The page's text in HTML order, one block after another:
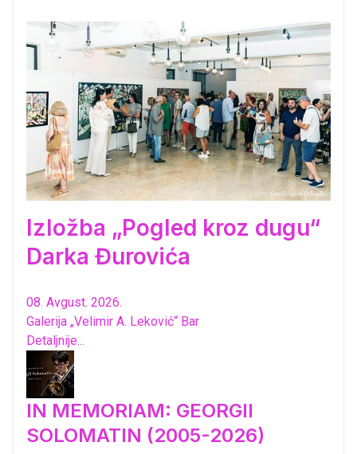
Izložba „Pogled kroz dugu“
Darka Đurovića
08. Avgust. 2026.
Galerija „Velimir A. Leković“ Bar
Detaljnije...
IN MEMORIAM: GEORGII
SOLOMATIN (2005-2026)